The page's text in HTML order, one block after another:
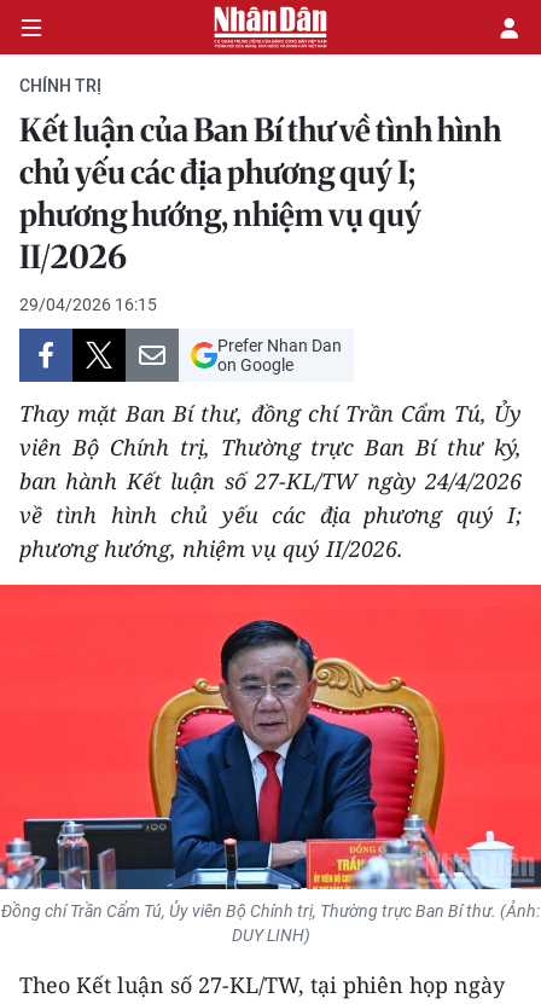
CHÍNH TRỊ
KINH TẾ
VĂN HÓA
XÃ HỘI
DU LỊCH
THẾ GIỚI
THỂ THAO
KHOA HỌC - CÔNG NGHỆ
BẠN ĐỌC
KIỂM CHỨNG THÔNG TIN
TRI THỨC CHUYÊN SÂU
CHÍNH TRỊ
Kết luận của Ban Bí thư về tình hình
chủ yếu các địa phương quý I;
phương hướng, nhiệm vụ quý
II/2026
29/04/2026 16:15
Prefer Nhan Dan
on Google
Thay mặt Ban Bí thư, đồng chí Trần Cẩm Tú, Ủy
viên Bộ Chính trị, Thường trực Ban Bí thư ký,
ban hành Kết luận số 27-KL/TW ngày 24/4/2026
về tình hình chủ yếu các địa phương quý I;
phương hướng, nhiệm vụ quý II/2026.
Đồng chí Trần Cẩm Tú, Ủy viên Bộ Chính trị, Thường trực Ban Bí thư. (Ảnh:
DUY LINH)
Theo Kết luận số 27-KL/TW, tại phiên họp ngày